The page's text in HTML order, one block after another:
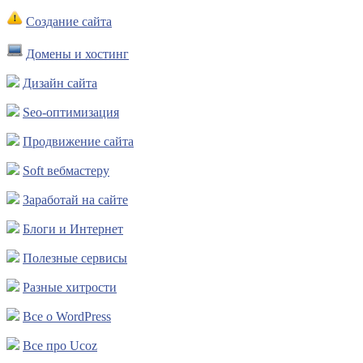
Создание сайта
Домены и хостинг
Дизайн сайта
Seo-оптимизация
Продвижение сайта
Soft вебмастеру
Заработай на сайте
Блоги и Интернет
Полезные сервисы
Разные хитрости
Все о WordPress
Все про Ucoz